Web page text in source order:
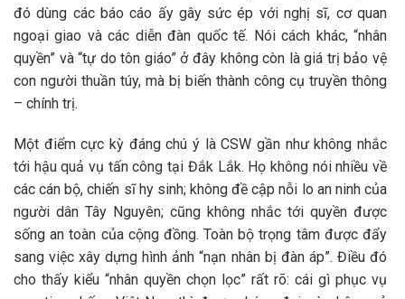
đó dùng các báo cáo ấy gây sức ép với nghị sĩ, cơ quan
ngoại giao và các diễn đàn quốc tế. Nói cách khác, “nhân
quyền” và “tự do tôn giáo” ở đây không còn là giá trị bảo vệ
con người thuần túy, mà bị biến thành công cụ truyền thông
– chính trị.
Một điểm cực kỳ đáng chú ý là CSW gần như không nhắc
tới hậu quả vụ tấn công tại Đắk Lắk. Họ không nói nhiều về
các cán bộ, chiến sĩ hy sinh; không đề cập nỗi lo an ninh của
người dân Tây Nguyên; cũng không nhắc tới quyền được
sống an toàn của cộng đồng. Toàn bộ trọng tâm được đẩy
sang việc xây dựng hình ảnh “nạn nhân bị đàn áp”. Điều đó
cho thấy kiểu “nhân quyền chọn lọc” rất rõ: cái gì phục vụ